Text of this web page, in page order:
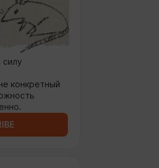
силу
конкретный